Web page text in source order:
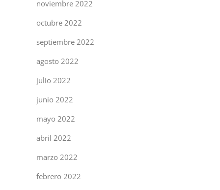
noviembre 2022
octubre 2022
septiembre 2022
agosto 2022
julio 2022
junio 2022
mayo 2022
abril 2022
marzo 2022
febrero 2022